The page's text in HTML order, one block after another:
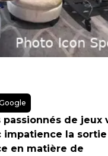
de jeux
la
en matière de